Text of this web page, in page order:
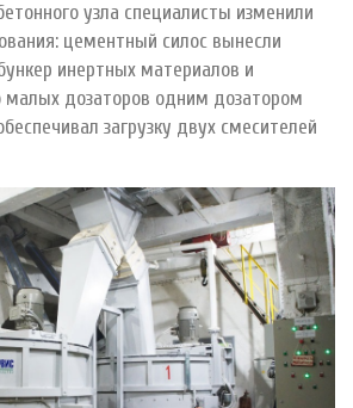
узла специалисты изменили
цементный силос вынесли
инертных материалов и
малых дозаторов одним дозатором
загрузку двух смесителей